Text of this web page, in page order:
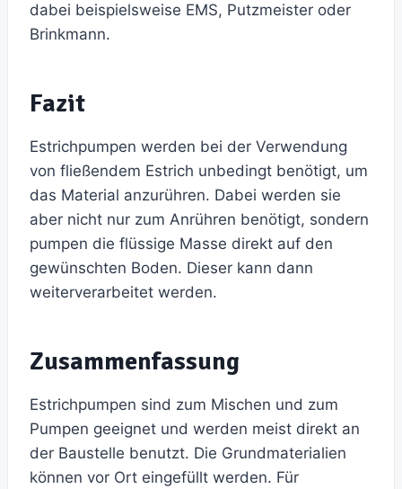
dabei beispielsweise EMS, Putzmeister oder
Brinkmann.
Fazit
Estrichpumpen werden bei der Verwendung
von fließendem Estrich unbedingt benötigt, um
das Material anzurühren. Dabei werden sie
aber nicht nur zum Anrühren benötigt, sondern
pumpen die flüssige Masse direkt auf den
gewünschten Boden. Dieser kann dann
weiterverarbeitet werden.
Zusammenfassung
Estrichpumpen sind zum Mischen und zum
Pumpen geeignet und werden meist direkt an
der Baustelle benutzt. Die Grundmaterialien
können vor Ort eingefüllt werden. Für